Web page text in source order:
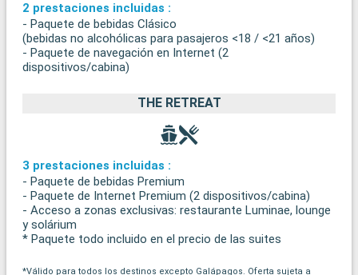
2 prestaciones incluidas :
- Paquete de bebidas Clásico
(bebidas no alcohólicas para pasajeros <18 / <21 años)
- Paquete de navegación en Internet (2
dispositivos/cabina)
THE RETREAT
3 prestaciones incluidas :
- Paquete de bebidas Premium
- Paquete de Internet Premium (2 dispositivos/cabina)
- Acceso a zonas exclusivas: restaurante Luminae, lounge
y solárium
* Paquete todo incluido en el precio de las suites
*Válido para todos los destinos excepto Galápagos. Oferta sujeta a